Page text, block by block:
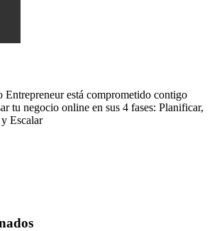
está comprometido contigo
tu negocio online en sus 4 fases: Planificar,
Escalar